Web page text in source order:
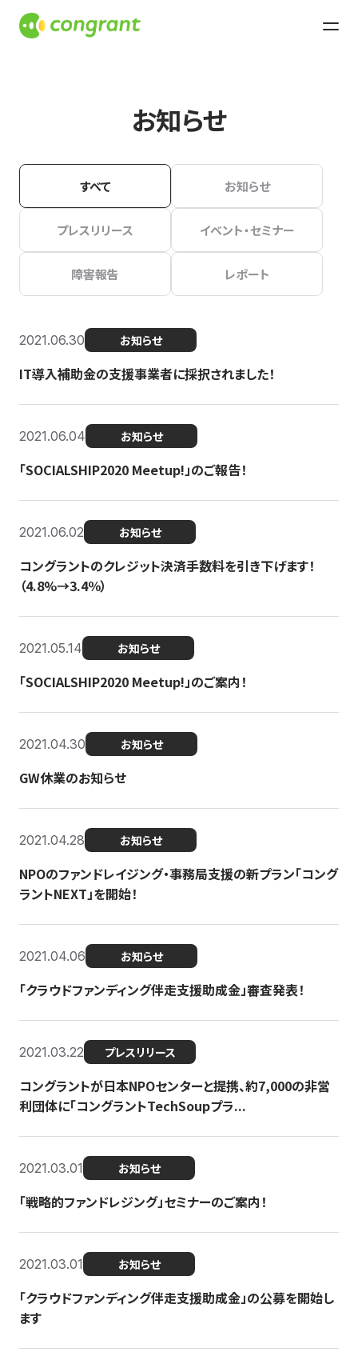
お知らせ
すべて お知らせ
プレスリリース イベント・セミナー
障害報告 レポート
2021.06.30 お知らせ
IT導入補助金の支援事業者に採択されました！
2021.06.04 お知らせ
「SOCIALSHIP2020 Meetup!」のご報告！
2021.06.02 お知らせ
コングラントのクレジット決済手数料を引き下げます！
（4.8%→3.4％）
2021.05.14 お知らせ
「SOCIALSHIP2020 Meetup!」のご案内！
2021.04.30 お知らせ
GW休業のお知らせ
2021.04.28 お知らせ
NPOのファンドレイジング・事務局支援の新プラン「コング
ラントNEXT」を開始！
2021.04.06 お知らせ
「クラウドファンディング伴走支援助成金」審査発表！
2021.03.22 プレスリリース
コングラントが日本NPOセンターと提携、約7,000の非営
利団体に「コングラントTechSoupプラ...
2021.03.01 お知らせ
「戦略的ファンドレジング」セミナーのご案内！
2021.03.01 お知らせ
「クラウドファンディング伴走支援助成金」の公募を開始し
ます